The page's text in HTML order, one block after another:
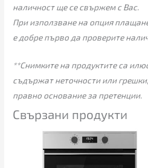
наличност ще се свържем с Вас.
При използване на опция
е добре първо да проверите
**Снимките на продуктите са
съдържат неточности или
правно основание за претенции.
Свързани продукти